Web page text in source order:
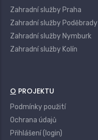
Zahradní služby Praha
Zahradní služby Poděbrady
Zahradní služby Nymburk
Zahradní služby Kolín
O PROJEKTU
Podmínky použití
Ochrana údajů
Přihlášení (login)